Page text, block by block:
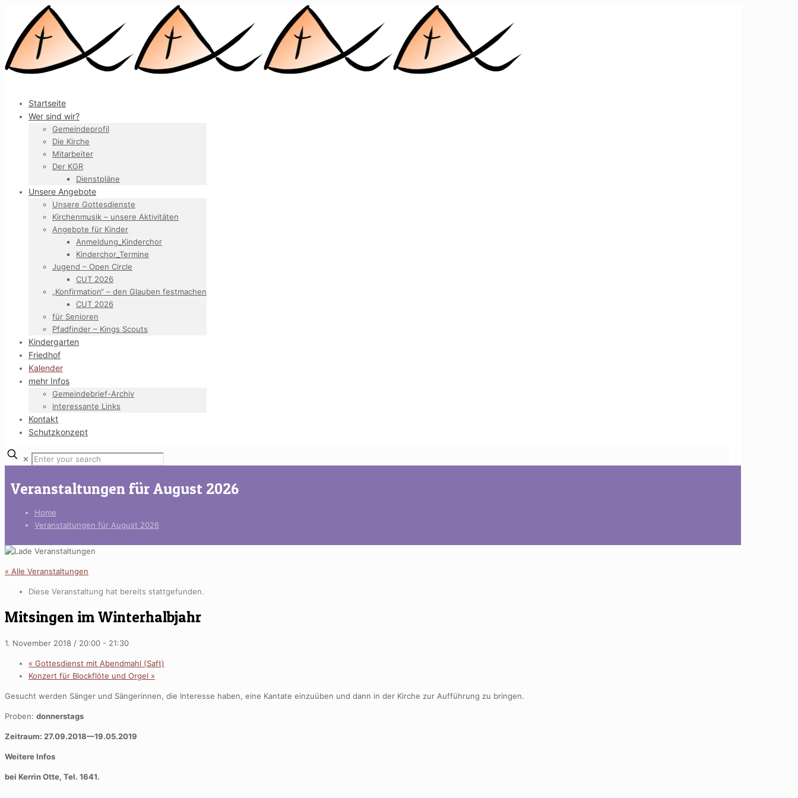
Startseite
Wer sind wir?
Gemeindeprofil
Die Kirche
Mitarbeiter
Der KGR
Dienstpläne
Unsere Angebote
Unsere Gottesdienste
Kirchenmusik – unsere Aktivitäten
Angebote für Kinder
Anmeldung_Kinderchor
Kinderchor_Termine
Jugend – Open Circle
CUT 2026
„Konfirmation“ – den Glauben festmachen
CUT 2026
für Senioren
Pfadfinder – Kings Scouts
Kindergarten
Friedhof
Kalender
mehr Infos
Gemeindebrief-Archiv
interessante Links
Kontakt
Schutzkonzept
✕
Veranstaltungen für August 2026
Home
Veranstaltungen für August 2026
« Alle Veranstaltungen
Diese Veranstaltung hat bereits stattgefunden.
Mitsingen im Winterhalbjahr
1. November 2018 / 20:00 - 21:30
« Gottesdienst mit Abendmahl (Saft)
Konzert für Blockflöte und Orgel »
Gesucht werden Sänger und Sängerinnen, die Interesse haben, eine Kantate einzuüben und dann in der Kirche zur Aufführung zu bringen.
Proben: donnerstags
Zeitraum: 27.09.2018—19.05.2019
Weitere Infos
bei Kerrin Otte, Tel. 1641.